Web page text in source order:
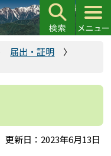
届出・証明
更新日：2023年6月13日